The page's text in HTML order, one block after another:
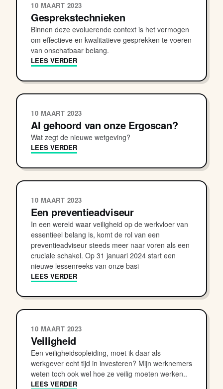
10 MAART 2023
Gesprekstechnieken
Binnen deze evoluerende context is het vermogen
om effectieve en kwalitatieve gesprekken te voeren
van onschatbaar belang.
LEES VERDER
10 MAART 2023
Al gehoord van onze Ergoscan?
Wat zegt de nieuwe wetgeving?
LEES VERDER
10 MAART 2023
Een preventieadviseur
In een wereld waar veiligheid op de werkvloer van
essentieel belang is, komt de rol van een
preventieadviseur steeds meer naar voren als een
cruciale schakel. Op 31 januari 2024 start een
nieuwe lessenreeks van onze basi
LEES VERDER
10 MAART 2023
Veiligheid
Een veiligheidsopleiding, moet ik daar als
werkgever echt tijd in investeren? Mijn werknemers
weten toch ook wel hoe ze veilig moeten werken..
LEES VERDER